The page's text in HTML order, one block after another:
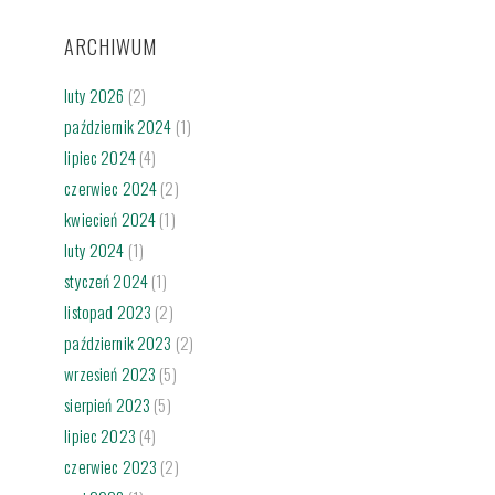
ARCHIWUM
luty 2026 (2)
październik 2024 (1)
lipiec 2024(4)
czerwiec 2024(2)
kwiecień 2024(1)
luty 2024 (1)
styczeń 2024(1)
listopad 2023 (2)
październik 2023 (2)
wrzesień 2023 (5)
sierpień 2023 (5)
lipiec 2023 (4)
czerwiec 2023 (2)